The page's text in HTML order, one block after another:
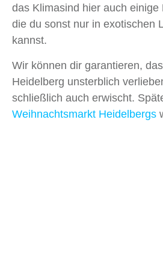
das Klimasind hier auch einige
die du sonst nur in exotischen
kannst.
Wir können dir garantieren,
Heidelberg unsterblich
schließlich auch erwischt.
Weihnachtsmarkt Heidelbergs